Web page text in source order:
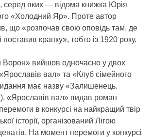
серед яких — відома книжка Юрія
«Холодний Яр». Проте автор
що «розпочав свою оповідь там, де
поставив крапку», тобто із 1920 року.
вийшов одночасно у двох
вал» та «Клуб сімейного
має назву «Залишенець.
«Ярославів вал» видав роман
в конкурсі на найкращий твір
історії, організований Лігою
На момент перемоги у конкурсі